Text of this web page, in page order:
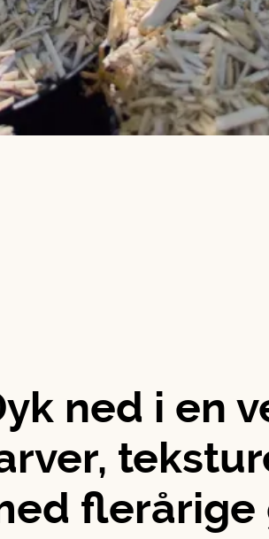
ned i en
flerårige